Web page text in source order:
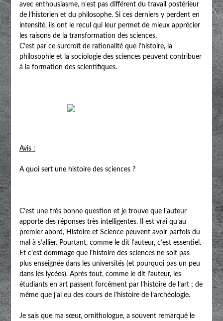
avec enthousiasme, n’est pas différent du travail postérieur
de l’historien et du philosophe. Si ces derniers y perdent en
intensité, ils ont le recul qui leur permet de mieux apprécier
les raisons de la transformation des sciences.
C’est par ce surcroît de rationalité que l’histoire, la
philosophie et la sociologie des sciences peuvent contribuer
à la formation des scientifiques.
Avis :
A quoi sert une histoire des sciences ?
C’est une très bonne question et je trouve que l’auteur
apporte des réponses très intelligentes. Il est vrai qu’au
premier abord, Histoire et Science peuvent avoir parfois du
mal à s’allier. Pourtant, comme le dit l’auteur, c’est essentiel.
Et c’est dommage que l’histoire des sciences ne soit pas
plus enseignée dans les universités (et pourquoi pas un peu
dans les lycées). Après tout, comme le dit l’auteur, les
étudiants en art passent forcément par l’histoire de l’art ; de
même que j’ai eu des cours de l’histoire de l’archéologie.
Je sais que ma sœur, ornithologue, a souvent remarqué le